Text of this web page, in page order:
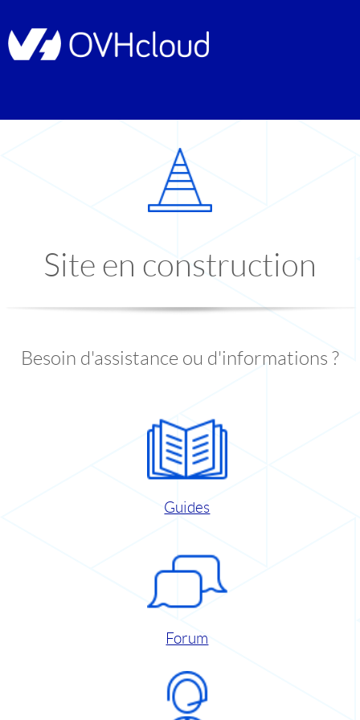
Site en construction
Besoin d'assistance ou d'informations ?
Guides
Forum